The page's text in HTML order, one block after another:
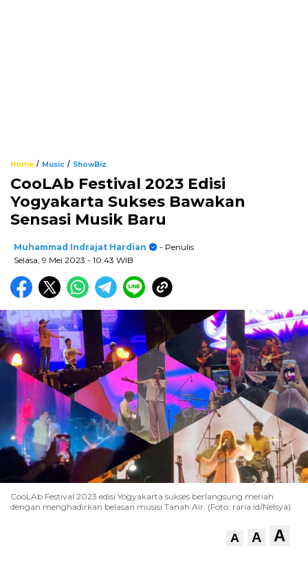
Home / Music / ShowBiz
CooLAb Festival 2023 Edisi
Yogyakarta Sukses Bawakan
Sensasi Musik Baru
Muhammad Indrajat Hardian
- Penulis
Selasa, 9 Mei 2023 - 10:43 WIB
CooLAb Festival 2023 edisi Yogyakarta sukses berlangsung meriah
dengan menghadirkan belasan musisi Tanah Air. (Foto: raria.id/Nelsya)
A A A